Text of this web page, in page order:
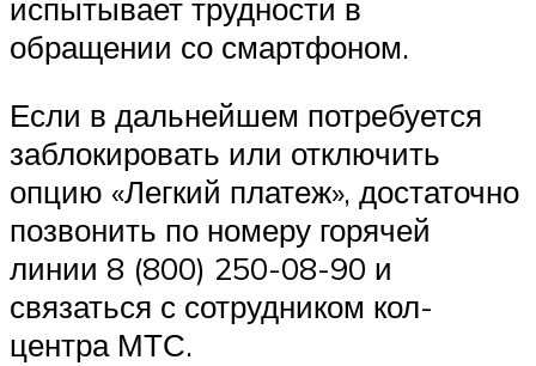
испытывает трудности в
обращении со смартфоном.
Если в дальнейшем потребуется
заблокировать или отключить
опцию «Легкий платеж», достаточно
позвонить по номеру горячей
линии 8 (800) 250-08-90 и
связаться с сотрудником кол-
центра МТС.